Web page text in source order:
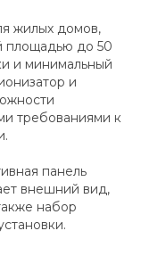
жилых домов,
площадью до 50
и минимальный
и
требованиями к
панель
внешний вид,
набор